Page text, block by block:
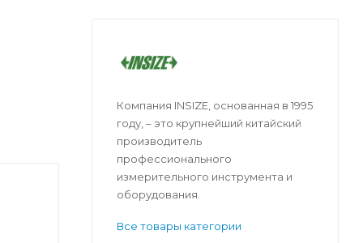
Компания INSIZE, основанная в 1995
году, – это крупнейший китайский
производитель
профессионального
измерительного инструмента и
оборудования.
Все товары категории